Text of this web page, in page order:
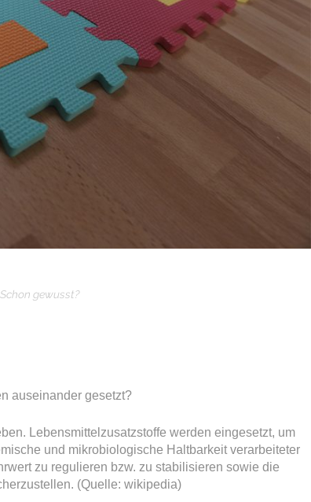
Schon gewusst?
auseinander gesetzt?
Lebensmittelzusatzstoffe werden eingesetzt, um
und mikrobiologische Haltbarkeit verarbeiteter
zu regulieren bzw. zu stabilisieren sowie die
(Quelle: wikipedia)